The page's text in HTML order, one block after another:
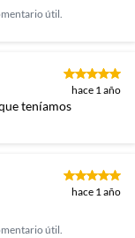
útil.
hace 1 año
teníamos
hace 1 año
útil.